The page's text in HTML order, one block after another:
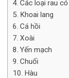
Các loại rau
Khoai lang
Cá hồi
Xoài
Yến mạch
Chuối
Hàu